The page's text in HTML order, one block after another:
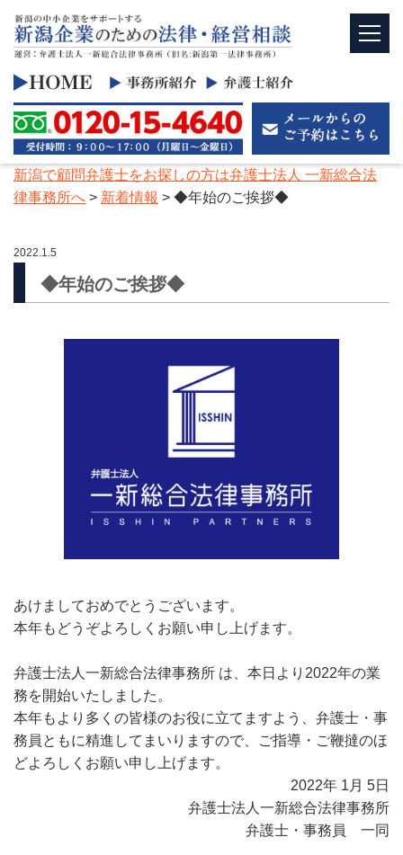
新潟で顧問弁護士をお探しの方は弁護士法人 一新総合法
律事務所へ > 新着情報 > ◆年始のご挨拶◆
2022.1.5
◆年始のご挨拶◆
あけましておめでとうございます。
本年もどうぞよろしくお願い申し上げます。
弁護士法人一新総合法律事務所 は、本日より2022年の業
務を開始いたしました。
本年もより多くの皆様のお役に立てますよう、弁護士・事
務員ともに精進してまいりますので、ご指導・ご鞭撻のほ
どよろしくお願い申し上げます。
2022年 1月 5日
弁護士法人一新総合法律事務所
弁護士・事務員 一同